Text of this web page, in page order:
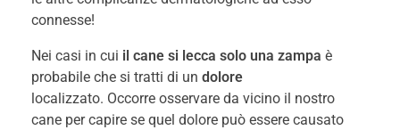
connesse!
Nei casi in cui il cane si lecca solo una zampa è
probabile che si tratti di un dolore
localizzato. Occorre osservare da vicino il nostro
cane per capire se quel dolore può essere causato